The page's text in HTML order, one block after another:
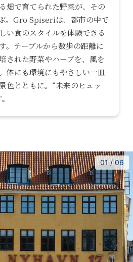
畑で育てられた野菜が、その
。Gro Spiseriは、都市の中で
い食のスタイルを体験できる
。テーブルから数歩の距離に
された野菜やハーブを、風を
体にも環境にもやさしい一皿
色とともに。“未来のヒュッ
01/06